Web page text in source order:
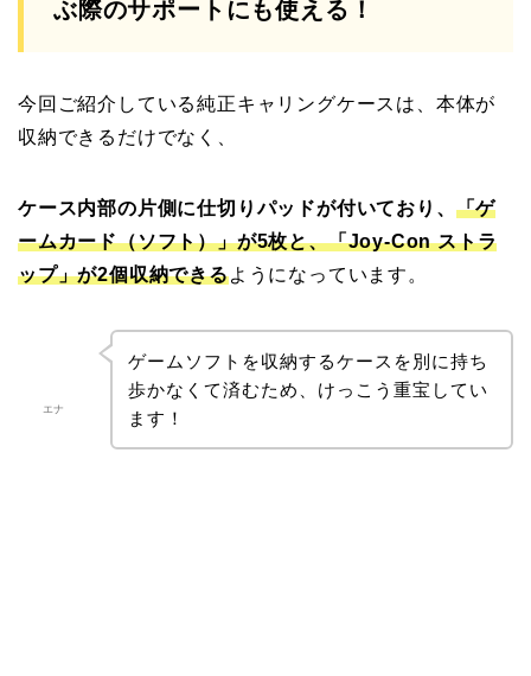
ぶ際のサポートにも使える！
今回ご紹介している純正キャリングケースは、本体が
収納できるだけでなく、
ケース内部の片側に仕切りパッドが付いており、 「ゲ
ームカード（ソフト）」が5枚と、「Joy-Con ストラ
ップ」が2個収納できるようになっています。
エナ
ゲームソフトを収納するケースを別に持ち
歩かなくて済むため、けっこう重宝してい
ます！